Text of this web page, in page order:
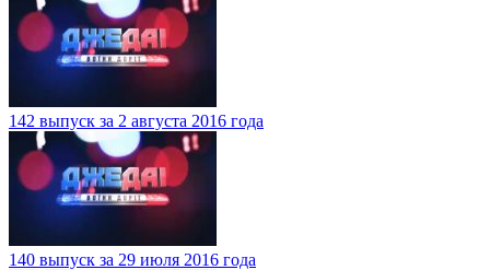
142 выпуск за 2 августа 2016 года
140 выпуск за 29 июля 2016 года